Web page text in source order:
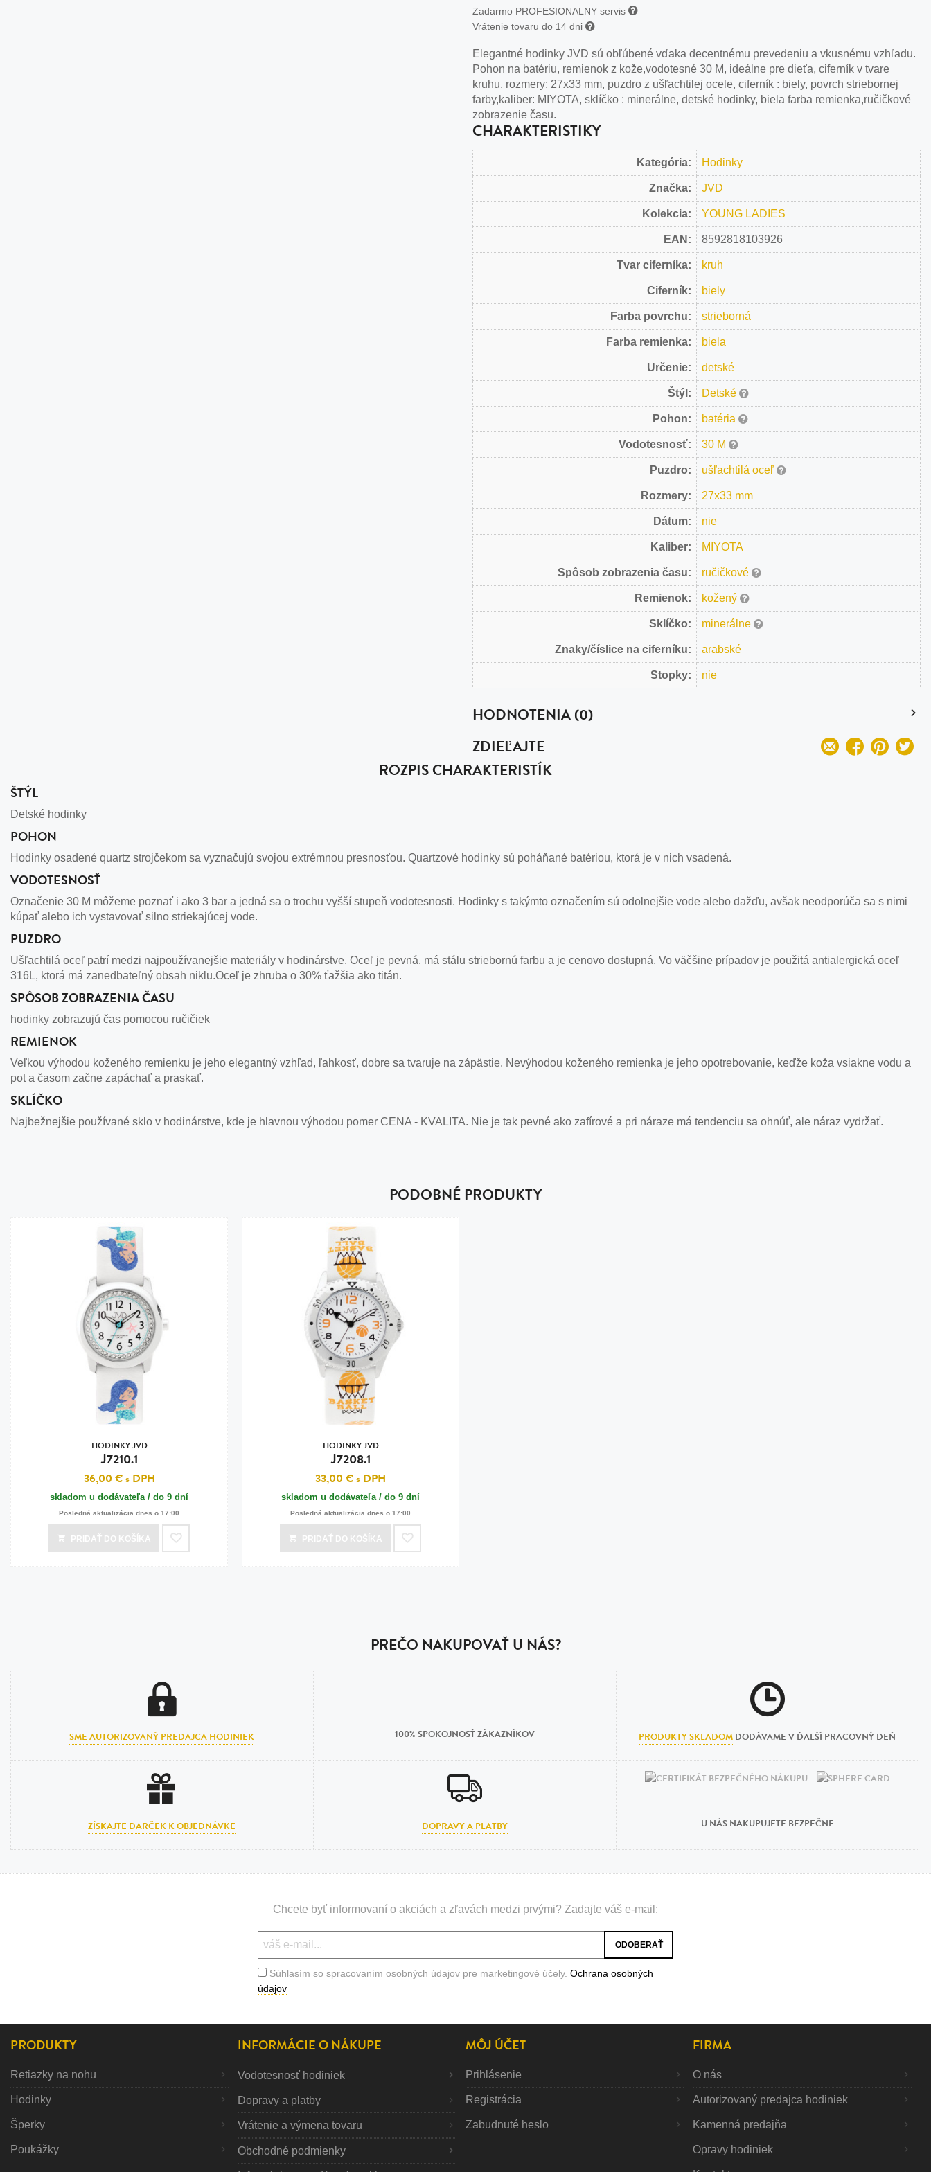
Zadarmo PROFESIONALNY servis
Vrátenie tovaru do 14 dni
Elegantné hodinky JVD sú obľúbené vďaka decentnému prevedeniu a vkusnému vzhľadu.
Pohon na batériu, remienok z kože,vodotesné 30 M, ideálne pre dieťa, ciferník v tvare
kruhu, rozmery: 27x33 mm, puzdro z ušľachtilej ocele, ciferník : biely, povrch striebornej
farby,kaliber: MIYOTA, sklíčko : minerálne, detské hodinky, biela farba remienka,ručičkové
zobrazenie času.
CHARAKTERISTIKY
Kategória: Hodinky
Značka: JVD
Kolekcia: YOUNG LADIES
EAN: 8592818103926
Tvar ciferníka: kruh
Ciferník: biely
Farba povrchu: strieborná
Farba remienka: biela
Určenie: detské
Štýl: Detské
Pohon: batéria
Vodotesnosť: 30 M
Puzdro: ušľachtilá oceľ
Rozmery: 27x33 mm
Dátum: nie
Kaliber: MIYOTA
Spôsob zobrazenia času: ručičkové
Remienok: kožený
Sklíčko: minerálne
Znaky/číslice na ciferníku: arabské
Stopky: nie
HODNOTENIA (0)
ZDIEĽAJTE
ROZPIS CHARAKTERISTÍK
ŠTÝL
Detské hodinky
POHON
Hodinky osadené quartz strojčekom sa vyznačujú svojou extrémnou presnosťou. Quartzové hodinky sú poháňané batériou, ktorá je v nich vsadená.
VODOTESNOSŤ
Označenie 30 M môžeme poznať i ako 3 bar a jedná sa o trochu vyšší stupeň vodotesnosti. Hodinky s takýmto označením sú odolnejšie vode alebo dažďu, avšak neodporúča sa s nimi
kúpať alebo ich vystavovať silno striekajúcej vode.
PUZDRO
Ušľachtilá oceľ patrí medzi najpoužívanejšie materiály v hodinárstve. Oceľ je pevná, má stálu striebornú farbu a je cenovo dostupná. Vo väčšine prípadov je použitá antialergická oceľ
316L, ktorá má zanedbateľný obsah niklu.Oceľ je zhruba o 30% ťažšia ako titán.
SPÔSOB ZOBRAZENIA ČASU
hodinky zobrazujú čas pomocou ručičiek
REMIENOK
Veľkou výhodou koženého remienku je jeho elegantný vzhľad, ľahkosť, dobre sa tvaruje na zápästie. Nevýhodou koženého remienka je jeho opotrebovanie, keďže koža vsiakne vodu a
pot a časom začne zapáchať a praskať.
SKLÍČKO
Najbežnejšie používané sklo v hodinárstve, kde je hlavnou výhodou pomer CENA - KVALITA. Nie je tak pevné ako zafírové a pri náraze má tendenciu sa ohnúť, ale náraz vydržať.
PODOBNÉ PRODUKTY
HODINKY JVD
J7210.1
36,00 €s DPH
skladom u dodávateľa / do 9 dní
Posledná aktualizácia dnes o 17:00
PRIDAŤ DO KOŠÍKA
HODINKY JVD
J7208.1
33,00 €s DPH
skladom u dodávateľa / do 9 dní
Posledná aktualizácia dnes o 17:00
PRIDAŤ DO KOŠÍKA
PREČO NAKUPOVAŤ U NÁS?
SME AUTORIZOVANÝ PREDAJCA HODINIEK 100% SPOKOJNOSŤ ZÁKAZNÍKOV PRODUKTY SKLADOM DODÁVAME V ĎALŠÍ PRACOVNÝ DEŇ
ZÍSKAJTE DARČEK K OBJEDNÁVKE DOPRAVY A PLATBY U NÁS NAKUPUJETE BEZPEČNE
Chcete byť informovaní o akciách a zľavách medzi prvými? Zadajte váš e-mail:
Súhlasím so spracovaním osobných údajov pre marketingové účely. Ochrana osobných
údajov
PRODUKTY
Retiazky na nohu
Hodinky
Šperky
Poukážky
INFORMÁCIE O NÁKUPE
Vodotesnosť hodiniek
Dopravy a platby
Vrátenie a výmena tovaru
Obchodné podmienky
MÔJ ÚČET
Prihlásenie
Registrácia
Zabudnuté heslo
FIRMA
O nás
Autorizovaný predajca hodiniek
Kamenná predajňa
Opravy hodiniek